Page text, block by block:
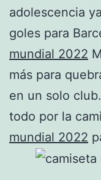
adolescencia
goles para
mundial 2022
más para
en un solo
todo por la
mundial 2022